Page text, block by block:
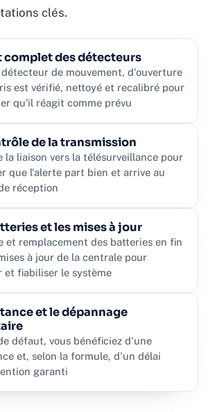
clés.
complet des détecteurs
de mouvement, d'ouverture
est vérifié, nettoyé et recalibré pour
qu'il réagit comme prévu
de la transmission
la liaison vers la télésurveillance pour
que l'alerte part bien et arrive au
réception
et les mises à jour
et remplacement des batteries en fin
à jour de la centrale pour
et fiabiliser le système
et le dépannage
défaut, vous bénéficiez d'une
et, selon la formule, d'un délai
garanti